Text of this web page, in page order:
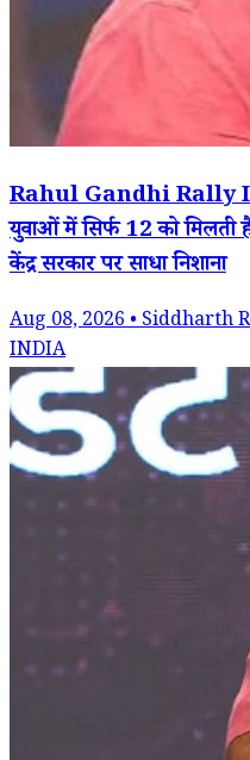
Rahul Gandhi Rally
युवाओं में सिर्फ 12 को मिलती
केंद्र सरकार पर साधा निशाना
Aug 08, 2026 • Siddharth
INDIA